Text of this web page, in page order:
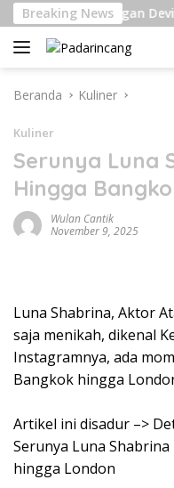
Langsung
ke
konten
Breaking News
Cadangan Devisa
Beranda Kuliner
Kuliner
Serunya Luna
Hingga
Wulan Cantik
November 9, 2025
Luna Shabrina, Aktor
saja menikah, dikenal
Instagramnya, ada
Bangkok hingga
Artikel ini disadur –>
Serunya Luna
hingga London